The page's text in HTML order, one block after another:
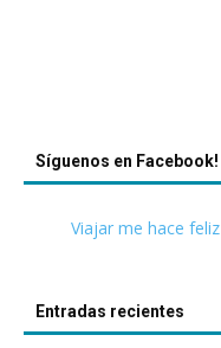
Síguenos en Facebook!
Viajar me hace feliz
Entradas recientes